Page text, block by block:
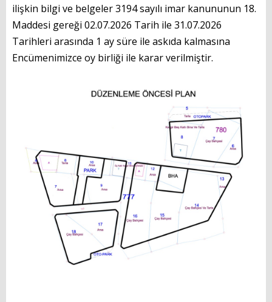
HİZMET REHBERİ
Başvuru Rehberi
Meclis Kararları
İLÇEMİZ
Tarihçemiz
Coğrafyası
Kamu Spotu
ilişkin bilgi ve belgeler 3194 sayılı imar kanununun 18.
Maddesi gereği 02.07.2026 Tarih ile 31.07.2026
Tarihleri arasında 1 ay süre ile askıda kalmasına
Encümenimizce oy birliği ile karar verilmiştir.